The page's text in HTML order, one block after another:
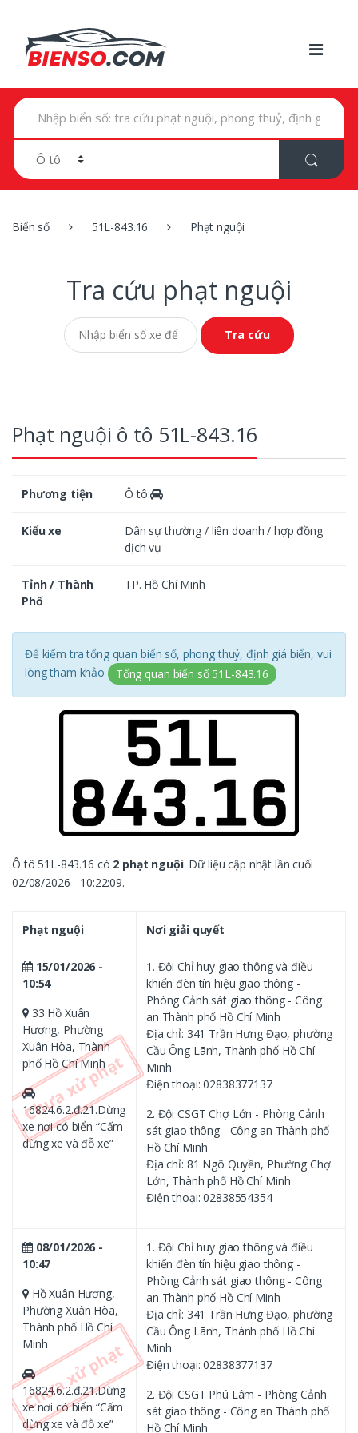
T
ì
k
ế
m
o
Biển số 51L-843.16 Phạt nguội
Tra cứu phạt nguội
Tra cứu phạt nguội
Phạt nguội ô tô 51L-843.16
Phương tiện Ô tô
Kiểu xe
Dân sự thường / liên doanh / hợp đồng
dịch vụ
Tỉnh / Thành
Phố
TP. Hồ Chí Minh
Để kiểm tra tổng quan biển số, phong thuỷ, định giá biển, vui
lòng tham khảo
Tổng quan biển số 51L-843.16
Ô tô 51L-843.16 có 2 phạt nguội. Dữ liệu cập nhật lần cuối
02/08/2026 - 10:22:09.
Phạt nguội Nơi giải quyết
15/01/2026 -
10:54
33 Hồ Xuân
Hương, Phường
Xuân Hòa, Thành
phố Hồ Chí Minh
16824.6.2.đ.21.Dừng
xe nơi có biển “Cấm
dừng xe và đỗ xe”
1. Đội Chỉ huy giao thông và điều
khiển đèn tín hiệu giao thông -
Phòng Cảnh sát giao thông - Công
an Thành phố Hồ Chí Minh
Địa chỉ: 341 Trần Hưng Đạo, phường
Cầu Ông Lãnh, Thành phố Hồ Chí
Minh
Điện thoại: 02838377137
2. Đội CSGT Chợ Lớn - Phòng Cảnh
sát giao thông - Công an Thành phố
Hồ Chí Minh
Địa chỉ: 81 Ngô Quyền, Phường Chợ
Lớn, Thành phố Hồ Chí Minh
Điện thoại: 02838554354
08/01/2026 -
10:47
Hồ Xuân Hương,
Phường Xuân Hòa,
Thành phố Hồ Chí
Minh
16824.6.2.đ.21.Dừng
xe nơi có biển “Cấm
dừng xe và đỗ xe”
1. Đội Chỉ huy giao thông và điều
khiển đèn tín hiệu giao thông -
Phòng Cảnh sát giao thông - Công
an Thành phố Hồ Chí Minh
Địa chỉ: 341 Trần Hưng Đạo, phường
Cầu Ông Lãnh, Thành phố Hồ Chí
Minh
Điện thoại: 02838377137
2. Đội CSGT Phú Lâm - Phòng Cảnh
sát giao thông - Công an Thành phố
Hồ Chí Minh